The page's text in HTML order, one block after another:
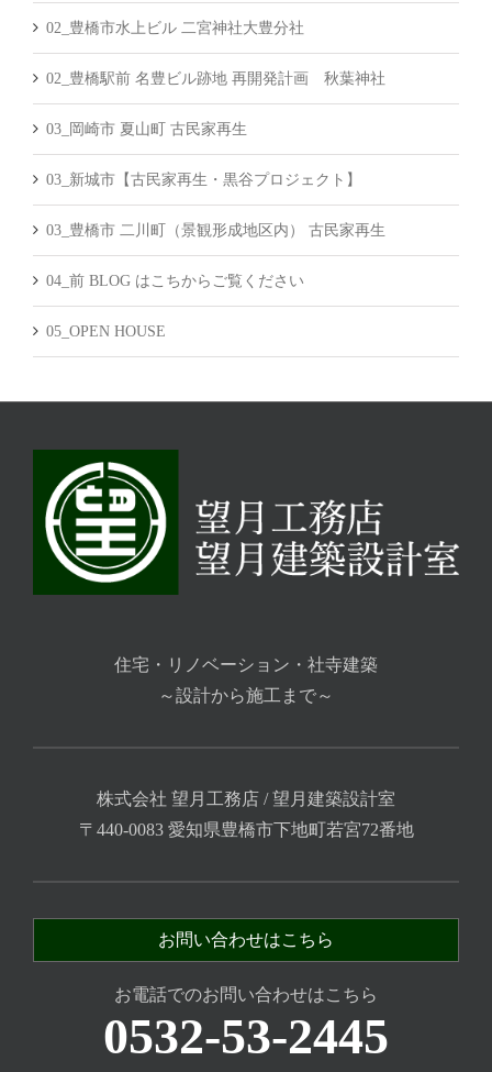
02_豊橋市水上ビル 二宮神社大豊分社
02_豊橋駅前 名豊ビル跡地 再開発計画 秋葉神社
03_岡崎市 夏山町 古民家再生
03_新城市【古民家再生・黒谷プロジェクト】
03_豊橋市 二川町（景観形成地区内） 古民家再生
04_前 BLOG はこちからご覧ください
05_OPEN HOUSE
住宅・リノベーション・社寺建築
～設計から施工まで～
株式会社 望月工務店 / 望月建築設計室
〒440-0083 愛知県豊橋市下地町若宮72番地
お問い合わせはこちら
お電話でのお問い合わせはこちら
0532-53-2445